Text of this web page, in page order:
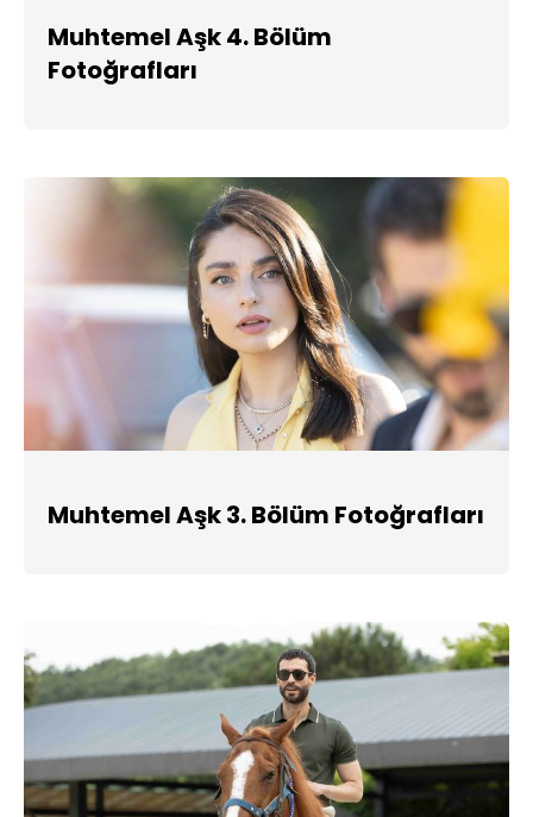
Muhtemel Aşk 4. Bölüm
Fotoğrafları
Muhtemel Aşk 3. Bölüm Fotoğrafları